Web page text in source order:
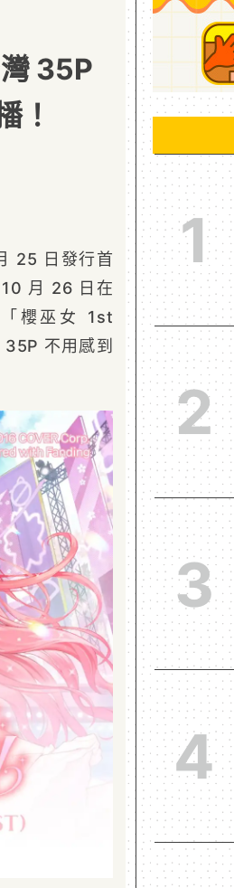
35P
！
25 日發行首
月 26 日在
「櫻巫女 1st
不用感到
1
2
3
4